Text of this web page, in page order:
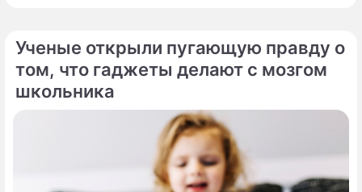
Ученые открыли пугающую правду о
том, что гаджеты делают с мозгом
школьника